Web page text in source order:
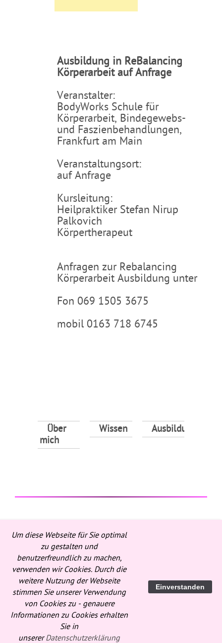
Ausbildung in ReBalancing
Körperarbeit auf Anfrage
Veranstalter:
BodyWorks Schule für
Körperarbeit, Bindegewebs-
und Faszienbehandlungen,
Frankfurt am Main
Veranstaltungsort:
auf Anfrage
Kursleitung:
Heilpraktiker Stefan Nirup
Palkovich
Körpertherapeut
Anfragen zur Rebalancing
Körperarbeit Ausbildung unter
Fon 069 1505 3675
mobil 0163 718 6745
Über
mich
Wissen Ausbildungen
© 2026
Stefan
Palkovich
Impressum
Links
&
Friends
Um diese Webseite für Sie optimal
zu gestalten und
benutzerfreundlich zu machen,
verwenden wir Cookies. Durch die
weitere Nutzung der Webseite
stimmen Sie unserer Verwendung
von Cookies zu - genauere
Informationen zu Cookies erhalten
Sie in
unsererDatenschutzerklärung
Einverstanden